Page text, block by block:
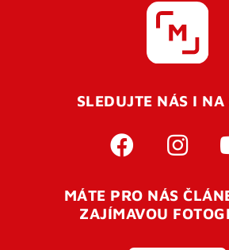
SLEDUJTE NÁS I NA
MÁTE PRO NÁS
ZAJÍMAVOU